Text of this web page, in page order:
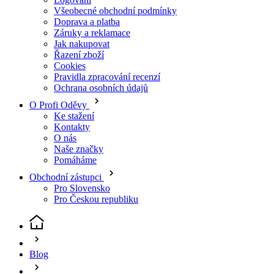
Záruky a reklamace
Jak nakupovat
Řazení zboží
Cookies
Pravidla zpracování recenzí
Ochrana osobních údajů
O Profi Oděvy
Ke stažení
Kontakty
O nás
Naše značky
Pomáháme
Obchodní zástupci
Pro Slovensko
Pro Českou republiku
Co je APXloq u pracovní obuvi?